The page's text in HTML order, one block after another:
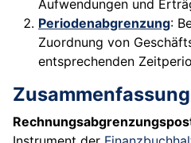
Aufwendungen und
Periodenabgrenzung:
Zuordnung von
entsprechenden
Zusammenfassung